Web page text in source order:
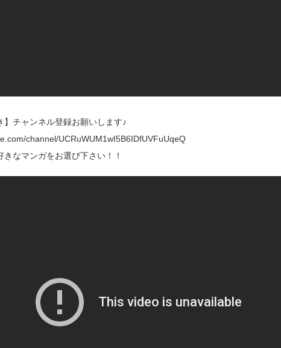
】チャンネル登録お願いします♪
channel/UCRuWUM1wI5B6IDfUVFuUqeQ
きなマンガをお選び下さい！！